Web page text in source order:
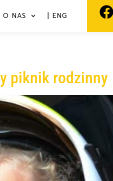
O NAS | ENG
piknik rodzinny